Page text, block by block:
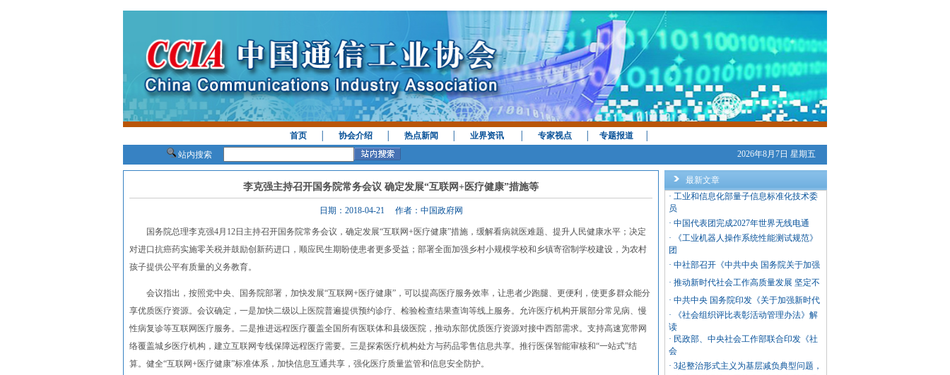
首页│ 协会介绍│ 热点新闻 业界资讯│ 专家视点│ 专题报道│
站内搜索
2026年8月7日 星期五
李克强主持召开国务院常务会议 确定发展“互联网+医疗健康”措施等
日期：2018-04-21 作者：中国政府网
国务院总理李克强4月12日主持召开国务院常务会议，确定发展“互联网+医疗健康”措施，缓解看病就医难题、提升人民健康水平；决定
对进口抗癌药实施零关税并鼓励创新药进口，顺应民生期盼使患者更多受益；部署全面加强乡村小规模学校和乡镇寄宿制学校建设，为农村
孩子提供公平有质量的义务教育。
会议指出，按照党中央、国务院部署，加快发展“互联网+医疗健康”，可以提高医疗服务效率，让患者少跑腿、更便利，使更多群众能分
享优质医疗资源。会议确定，一是加快二级以上医院普遍提供预约诊疗、检验检查结果查询等线上服务。允许医疗机构开展部分常见病、慢
性病复诊等互联网医疗服务。二是推进远程医疗覆盖全国所有医联体和县级医院，推动东部优质医疗资源对接中西部需求。支持高速宽带网
络覆盖城乡医疗机构，建立互联网专线保障远程医疗需要。三是探索医疗机构处方与药品零售信息共享。推行医保智能审核和“一站式”结
算。健全“互联网+医疗健康”标准体系，加快信息互通共享，强化医疗质量监管和信息安全防护。
最新文章
· 工业和信息化部量子信息标准化技术委
员
· 中国代表团完成2027年世界无线电通
·
《工业机器人操作系统性能测试规范》
团
· 中社部召开《中共中央 国务院关于加强
· 推动新时代社会工作高质量发展 坚定不
· 中共中央 国务院印发《关于加强新时代
·
《社会组织评比表彰活动管理办法》解
读
· 民政部、中央社会工作部联合印发《社
会
· 3起整治形式主义为基层减负典型问题，